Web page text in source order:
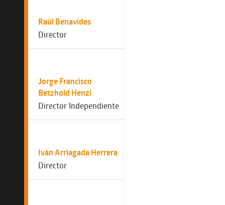
Raúl Benavides
Director
Jorge Francisco
Betzhold Henzi
Director Independiente
Iván Arriagada Herrera
Director